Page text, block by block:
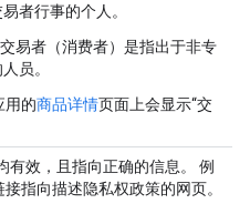
者行事的个人。
易者（消费者）是指出于非专
员。
用的商品详情页面上会显示“交
有效，且指向正确的信息。 例
指向描述隐私权政策的网页。